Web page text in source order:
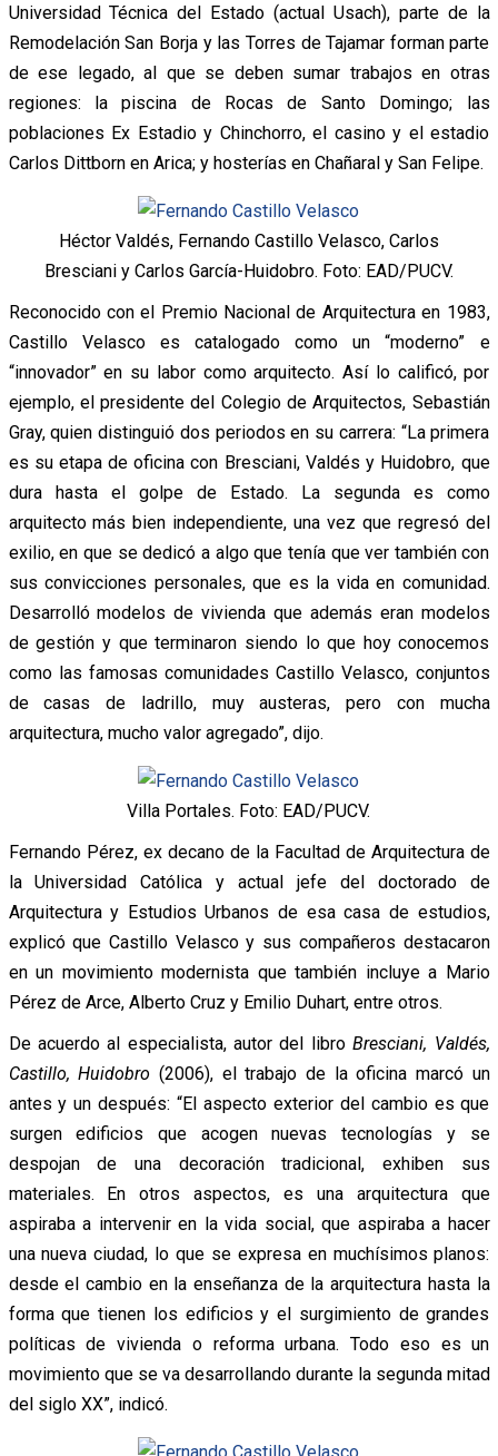
Universidad Técnica del Estado (actual Usach), parte de la
Remodelación San Borja y las Torres de Tajamar forman parte
de ese legado, al que se deben sumar trabajos en otras
regiones: la piscina de Rocas de Santo Domingo; las
poblaciones Ex Estadio y Chinchorro, el casino y el estadio
Carlos Dittborn en Arica; y hosterías en Chañaral y San Felipe.
Héctor Valdés, Fernando Castillo Velasco, Carlos
Bresciani y Carlos García-Huidobro. Foto: EAD/PUCV.
Reconocido con el Premio Nacional de Arquitectura en 1983,
Castillo Velasco es catalogado como un “moderno” e
“innovador” en su labor como arquitecto. Así lo calificó, por
ejemplo, el presidente del Colegio de Arquitectos, Sebastián
Gray, quien distinguió dos periodos en su carrera: “La primera
es su etapa de oficina con Bresciani, Valdés y Huidobro, que
dura hasta el golpe de Estado. La segunda es como
arquitecto más bien independiente, una vez que regresó del
exilio, en que se dedicó a algo que tenía que ver también con
sus convicciones personales, que es la vida en comunidad.
Desarrolló modelos de vivienda que además eran modelos
de gestión y que terminaron siendo lo que hoy conocemos
como las famosas comunidades Castillo Velasco, conjuntos
de casas de ladrillo, muy austeras, pero con mucha
arquitectura, mucho valor agregado”, dijo.
Villa Portales. Foto: EAD/PUCV.
Fernando Pérez, ex decano de la Facultad de Arquitectura de
la Universidad Católica y actual jefe del doctorado de
Arquitectura y Estudios Urbanos de esa casa de estudios,
explicó que Castillo Velasco y sus compañeros destacaron
en un movimiento modernista que también incluye a Mario
Pérez de Arce, Alberto Cruz y Emilio Duhart, entre otros.
De acuerdo al especialista, autor del libroBresciani, Valdés,
Castillo, Huidobro (2006), el trabajo de la oficina marcó un
antes y un después: “El aspecto exterior del cambio es que
surgen edificios que acogen nuevas tecnologías y se
despojan de una decoración tradicional, exhiben sus
materiales. En otros aspectos, es una arquitectura que
aspiraba a intervenir en la vida social, que aspiraba a hacer
una nueva ciudad, lo que se expresa en muchísimos planos:
desde el cambio en la enseñanza de la arquitectura hasta la
forma que tienen los edificios y el surgimiento de grandes
políticas de vivienda o reforma urbana. Todo eso es un
movimiento que se va desarrollando durante la segunda mitad
del siglo XX”, indicó.